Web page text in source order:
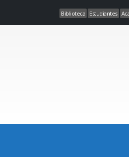
Biblioteca Estudiantes